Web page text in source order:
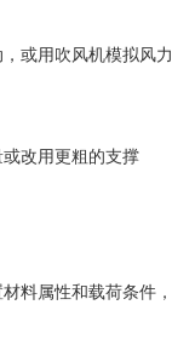
或用吹风机模拟风力
改用更粗的支撑
料属性和载荷条件，